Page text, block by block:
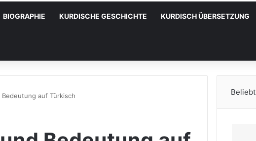
BIOGRAPHIE KURDISCHE GESCHICHTE KURDISCH ÜBERSETZUNG
auf Türkisch Beliebt